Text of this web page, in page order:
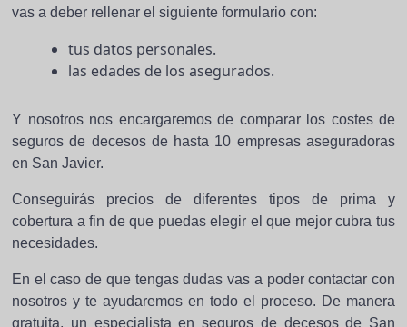
vas a deber rellenar el siguiente formulario con:
tus datos personales.
las edades de los asegurados.
Y nosotros nos encargaremos de comparar los costes de
seguros de decesos de hasta 10 empresas aseguradoras
en San Javier.
Conseguirás precios de diferentes tipos de prima y
cobertura a fin de que puedas elegir el que mejor cubra tus
necesidades.
En el caso de que tengas dudas vas a poder contactar con
nosotros y te ayudaremos en todo el proceso. De manera
gratuita, un especialista en seguros de decesos de San